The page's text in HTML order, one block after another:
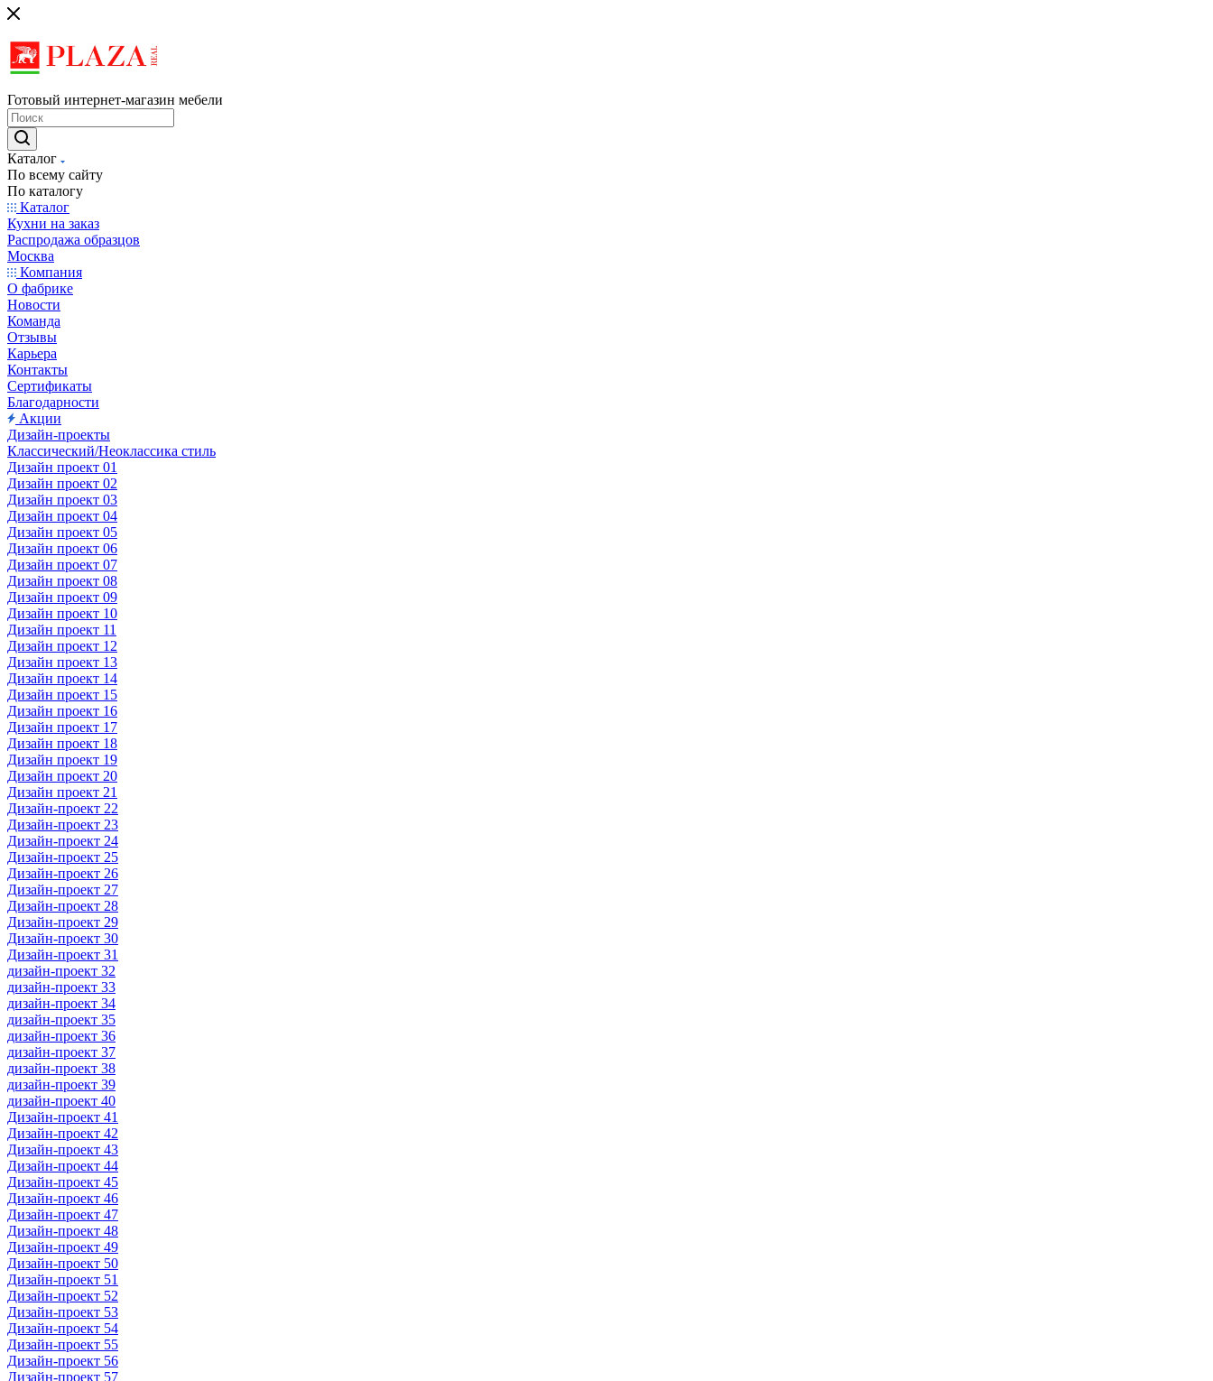
Готовый интернет-магазин мебели
Каталог
По всему сайту
По каталогу
Каталог
Кухни на заказ
Распродажа образцов
Москва
Компания
О фабрике
Новости
Команда
Отзывы
Карьера
Контакты
Сертификаты
Благодарности
Акции
Дизайн-проекты
Классический/Неоклассика стиль
Дизайн проект 01
Дизайн проект 02
Дизайн проект 03
Дизайн проект 04
Дизайн проект 05
Дизайн проект 06
Дизайн проект 07
Дизайн проект 08
Дизайн проект 09
Дизайн проект 10
Дизайн проект 11
Дизайн проект 12
Дизайн проект 13
Дизайн проект 14
Дизайн проект 15
Дизайн проект 16
Дизайн проект 17
Дизайн проект 18
Дизайн проект 19
Дизайн проект 20
Дизайн проект 21
Дизайн-проект 22
Дизайн-проект 23
Дизайн-проект 24
Дизайн-проект 25
Дизайн-проект 26
Дизайн-проект 27
Дизайн-проект 28
Дизайн-проект 29
Дизайн-проект 30
Дизайн-проект 31
дизайн-проект 32
дизайн-проект 33
дизайн-проект 34
дизайн-проект 35
дизайн-проект 36
дизайн-проект 37
дизайн-проект 38
дизайн-проект 39
дизайн-проект 40
Дизайн-проект 41
Дизайн-проект 42
Дизайн-проект 43
Дизайн-проект 44
Дизайн-проект 45
Дизайн-проект 46
Дизайн-проект 47
Дизайн-проект 48
Дизайн-проект 49
Дизайн-проект 50
Дизайн-проект 51
Дизайн-проект 52
Дизайн-проект 53
Дизайн-проект 54
Дизайн-проект 55
Дизайн-проект 56
Дизайн-проект 57